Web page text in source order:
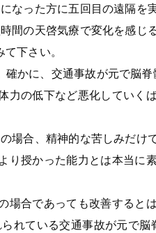
なった方に五回目の遠隔を
間の天啓気療で変化を感じ
下さい。
かに、交通事故が元で脳
の低下など悪化していく
場合、精神的な苦しみだけ
授かった能力とは本当に
合であっても改善すると
れている交通事故が元で